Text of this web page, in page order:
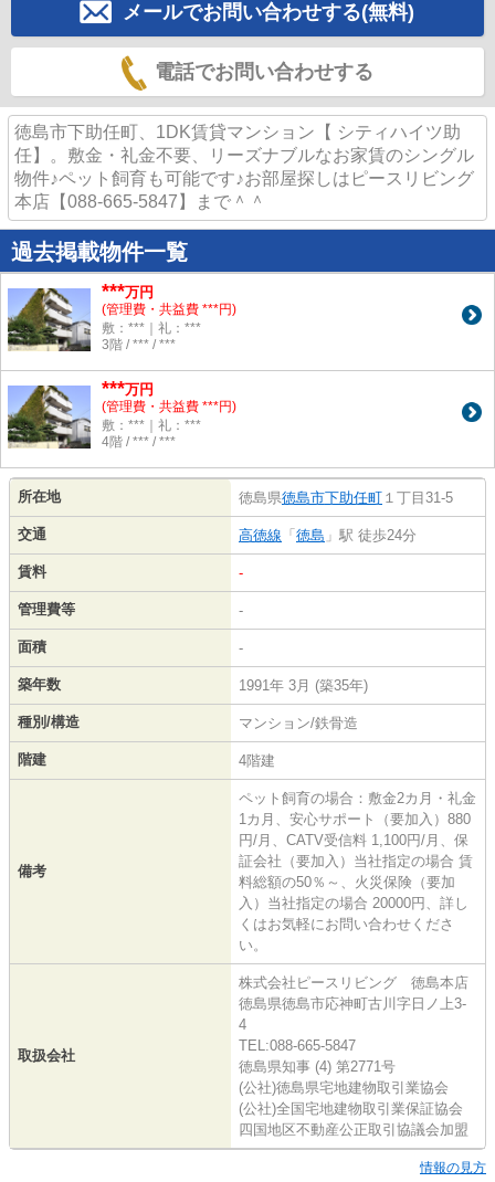
メールでお問い合わせする(無料)
電話でお問い合わせする
徳島市下助任町、1DK賃貸マンション【 シティハイツ助
任】。敷金・礼金不要、リーズナブルなお家賃のシングル
物件♪ペット飼育も可能です♪お部屋探しはピースリビング
本店【088-665-5847】まで＾＾
過去掲載物件一覧
***万円
(管理費・共益費 ***円)
敷：***｜礼：***
3階 / *** / ***
***万円
(管理費・共益費 ***円)
敷：***｜礼：***
4階 / *** / ***
所在地 徳島県徳島市下助任町 １丁目31-5
交通 高徳線 「 徳島 」駅 徒歩24分
賃料 -
管理費等 -
面積 -
築年数 1991年 3月 (築35年)
種別/構造 マンション/鉄骨造
階建 4階建
備考
ペット飼育の場合：敷金2カ月・礼金
1カ月、安心サポート（要加入）880
円/月、CATV受信料 1,100円/月、保
証会社（要加入）当社指定の場合 賃
料総額の50％～、火災保険（要加
入）当社指定の場合 20000円、詳し
くはお気軽にお問い合わせくださ
い。
取扱会社
株式会社ピースリビング 徳島本店
徳島県徳島市応神町古川字日ノ上3-
4
TEL:088-665-5847
徳島県知事 (4) 第2771号
(公社)徳島県宅地建物取引業協会
(公社)全国宅地建物取引業保証協会
四国地区不動産公正取引協議会加盟
情報の見方